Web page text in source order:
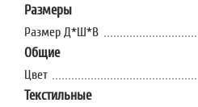
Размеры
Размер Д*Ш*В
Общие
Цвет
Текстильные